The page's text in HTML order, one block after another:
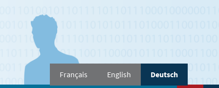
Français English Deutsch